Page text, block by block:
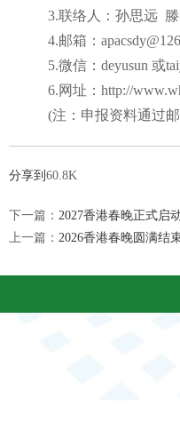
3.联络人：孙思远
4.邮箱：
5.微信： deyusun 或
6.网址： http://
(注：申报资料通过
分享到 60.8K
下一篇： 2027香港春晚正式启
上一篇： 2026香港春晚圆满结